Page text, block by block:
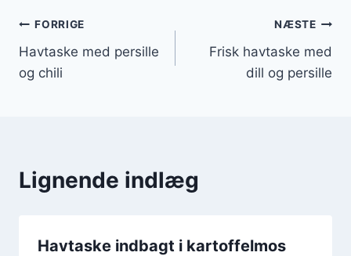
Indlægsnavigation
FORRIGE
Havtaske med persille
og chili
NÆSTE
Frisk havtaske med
dill og persille
Lignende indlæg
Havtaske indbagt i kartoffelmos